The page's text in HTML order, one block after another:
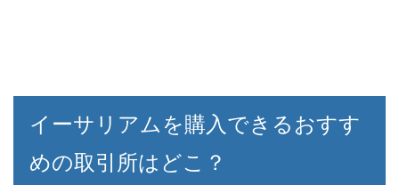
イーサリアムを購入できるおすす
めの取引所はどこ？